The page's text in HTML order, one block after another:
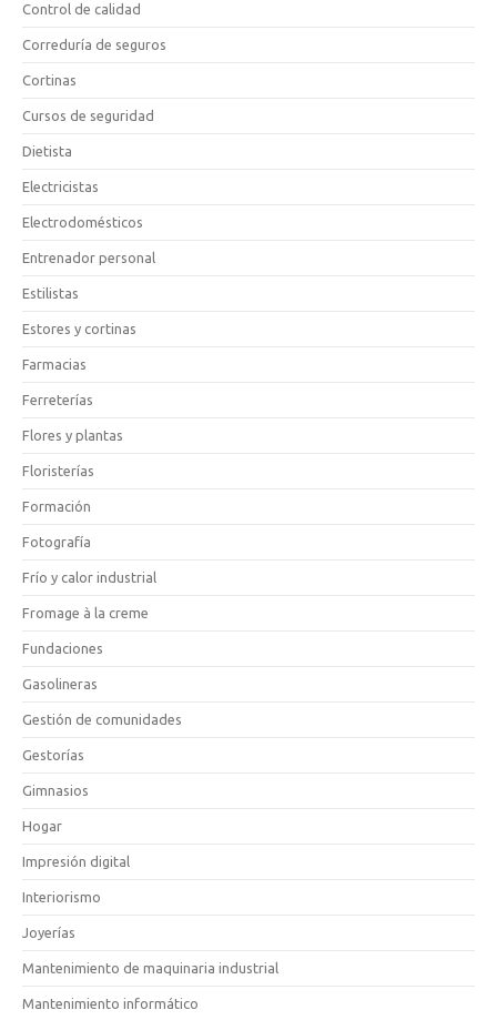
Control de calidad
Correduría de seguros
Cortinas
Cursos de seguridad
Dietista
Electricistas
Electrodomésticos
Entrenador personal
Estilistas
Estores y cortinas
Farmacias
Ferreterías
Flores y plantas
Floristerías
Formación
Fotografía
Frío y calor industrial
Fromage à la creme
Fundaciones
Gasolineras
Gestión de comunidades
Gestorías
Gimnasios
Hogar
Impresión digital
Interiorismo
Joyerías
Mantenimiento de maquinaria industrial
Mantenimiento informático